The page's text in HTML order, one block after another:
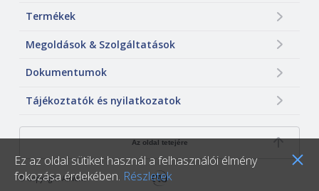
Ez az oldal sütiket használ a felhasználói élmény
fokozása érdekében. Részletek
Termékek
Megoldások & Szolgáltatások
Dokumentumok
Tájékoztatók és nyilatkozatok
Az oldal tetejére
© Copyright Airvent